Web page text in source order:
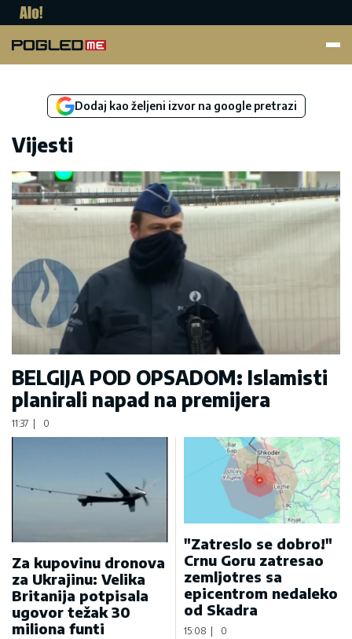
Dodaj kao željeni izvor na google pretrazi
Vijesti
BELGIJA POD OPSADOM: Islamisti
planirali napad na premijera
11:37 0
Za kupovinu dronova
za Ukrajinu: Velika
Britanija potpisala
ugovor težak 30
miliona funti
"Zatreslo se dobro!"
Crnu Goru zatresao
zemljotres sa
epicentrom nedaleko
od Skadra
15:08 | 0